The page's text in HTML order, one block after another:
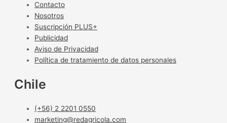
Contacto
Nosotros
Suscripción PLUS+
Publicidad
Aviso de Privacidad
Política de tratamiento de datos personales
Chile
(+56) 2 2201 0550
marketing@redagricola.com